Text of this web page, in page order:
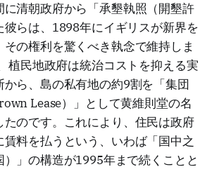
に清朝政府から「承墾執照（開墾許
彼らは、1898年にイギリスが新界を
の権利を驚くべき執念で維持しま
植民地政府は統治コストを抑える実
から、島の私有地の約9割を「集団
Lease）」として黄維則堂の名
たのです。これにより、住民は政府
賃料を払うという、いわば「国中之
）」の構造が1995年まで続くことと